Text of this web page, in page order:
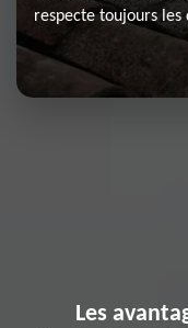
respecte toujours
Les